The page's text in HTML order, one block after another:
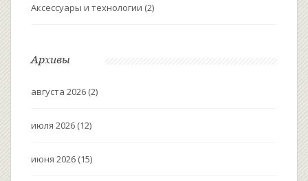
Аксессуары и технологии (2)
Архивы
августа 2026 (2)
июля 2026 (12)
июня 2026 (15)